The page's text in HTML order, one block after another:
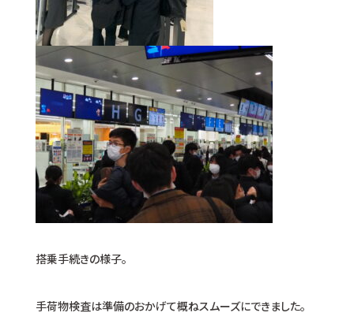
搭乗手続きの様子。
手荷物検査は準備のおかげて概ねスムーズにできました。